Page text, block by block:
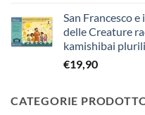
era:
San Francesco
delle Creature
kamishibai
€19,90
CATEGORIE